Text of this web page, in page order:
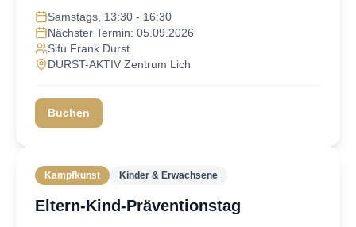
Samstags, 13:30 - 16:30
Nächster Termin: 05.09.2026
Sifu Frank Durst
DURST-AKTIV Zentrum Lich
Buchen
Kampfkunst Kinder & Erwachsene
Eltern-Kind-Präventionstag